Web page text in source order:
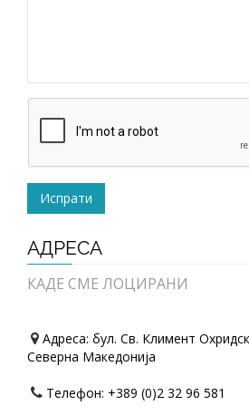
АДРЕСА
КАДЕ СМЕ ЛОЦИРАНИ
Адреса: бул. Св. Климент
Северна Македонија
Телефон: +389 (0)2 32 96 581